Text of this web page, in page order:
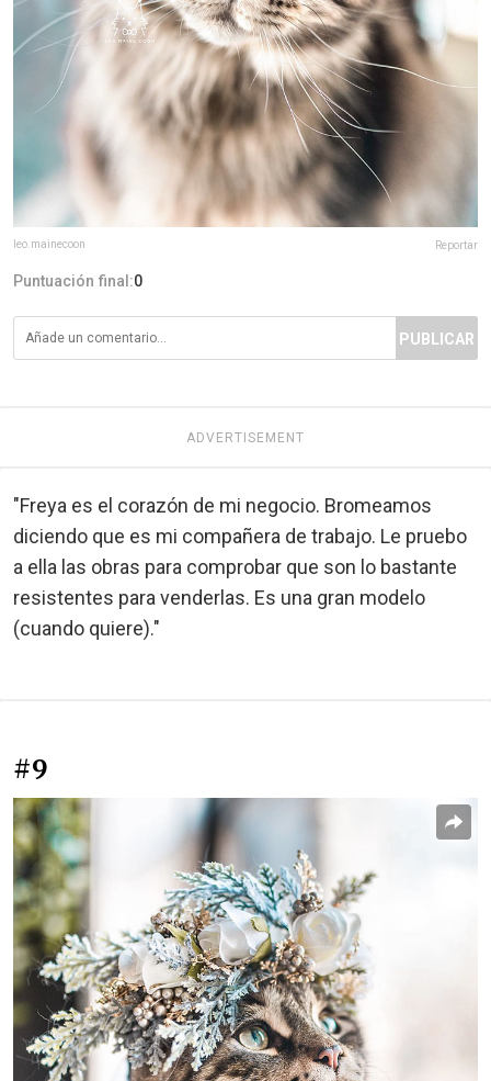
leo.mainecoon Reportar
Puntuación final:0
PUBLICAR
ADVERTISEMENT
"Freya es el corazón de mi negocio. Bromeamos
diciendo que es mi compañera de trabajo. Le pruebo
a ella las obras para comprobar que son lo bastante
resistentes para venderlas. Es una gran modelo
(cuando quiere)."
#9